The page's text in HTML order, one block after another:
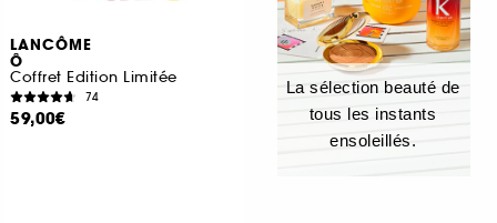
LANCÔME
Ô
Coffret Edition Limitée
74
59,00€
La sélection beauté de
tous les instants
ensoleillés.